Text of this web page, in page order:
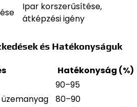
Ipar korszerűsítése,
átképzési igény
és Hatékonyságuk
Hatékonyság (%)
90–95
80–90